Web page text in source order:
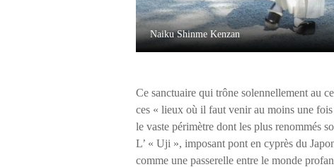
Naiku Shinme Kenzan
Ce sanctuaire qui trône solennellement au
ces « lieux où il faut venir au moins une
le vaste périmètre dont les plus renommés
L’ « Uji », imposant pont en cyprès du
comme une passerelle entre le monde